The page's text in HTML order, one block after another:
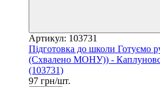
Артикул: 103731
Підготовка до школи Готуємо
(Схвалено МОНУ)) -
(103731)
97 грн/шт.